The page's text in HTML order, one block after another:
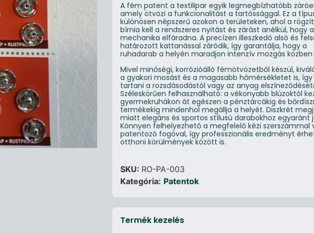
A fém patent a textilipar egyik legmegbízhatóbb
amely ötvözi a funkcionalitást a tartóssággal. Ez a
különösen népszerű azokon a területeken, ahol a
bírnia kell a rendszeres nyitást és zárást anélkül, hogy a
mechanika elfáradna. A precízen illeszkedő alsó és
határozott kattanással záródik, így garantálja, hogy a
ruhadarab a helyén maradjon intenzív mozgás közben
Mivel minőségi, korrózióálló fémötvözetből készül,
a gyakori mosást és a magasabb hőmérsékletet is,
tartani a rozsdásodástól vagy az anyag
Széleskörűen felhasználható: a vékonyabb blúzoktól
gyermekruhákon át egészen a pénztárcákig és
termékekig mindenhol megállja a helyét. Diszkrét
miatt elegáns és sportos stílusú darabokhoz egyaránt
Könnyen felhelyezhető a megfelelő kézi szerszámmal
patentozó fogóval, így professzionális eredményt
otthoni körülmények között is.
SKU: RO-PA-003
Kategória: Patentok
Termék kezelés